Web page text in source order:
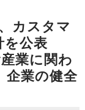
カスタマ
を公表
業に関わ
企業の健全